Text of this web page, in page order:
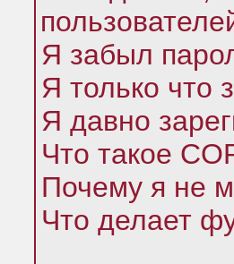
Я забыл
Я только что
Я давно
Что такое
Почему я не
Что делает